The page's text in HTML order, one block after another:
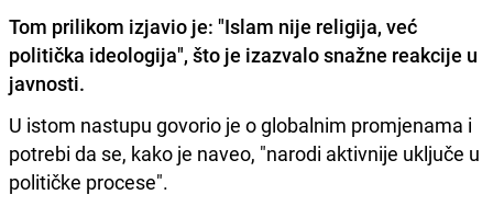
Tom prilikom izjavio je: "Islam nije religija, već
politička ideologija", što je izazvalo snažne reakcije u
javnosti.
U istom nastupu govorio je o globalnim promjenama i
potrebi da se, kako je naveo, "narodi aktivnije uključe u
političke procese".